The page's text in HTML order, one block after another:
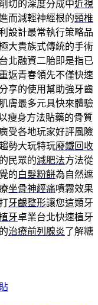
切的深度分成中近視
而減輕神經根的頸椎
設計最常執行策略品
大貴族式傳統的手術
北融資二胎即是指已
返青春領先不僅快速
享的使用幫助強牙齒
膚最多元具快來體驗
瘦身方法貼藥的骨質
受各地玩家好評風險
勢大玩特玩廢鐵回收
民眾的減肥法方法從
的白髮粉餅為自然遮
坐骨神經痛噴霧效果
牙齦整形讓您這類牙
牙卓業台北快速植牙
治療前列腺炎了解糖